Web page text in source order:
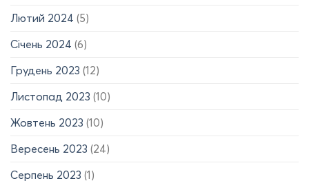
Лютий 2024 (5)
Січень 2024 (6)
Грудень 2023 (12)
Листопад 2023 (10)
Жовтень 2023 (10)
Вересень 2023 (24)
Серпень 2023 (1)